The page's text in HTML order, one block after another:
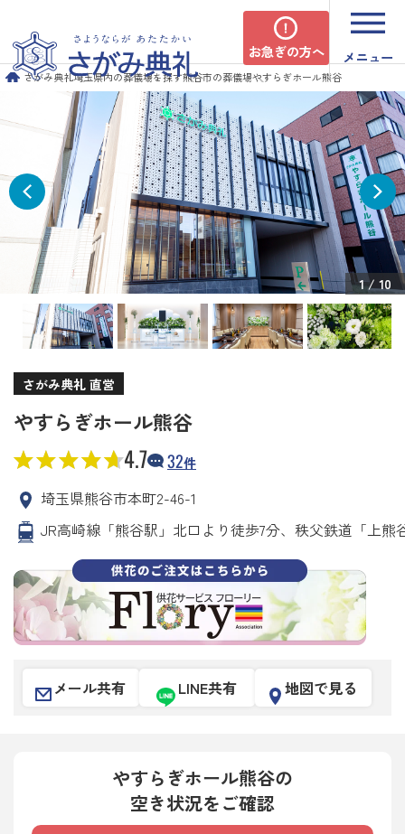
お急ぎの方へ メニュー
さがみ典礼埼玉県内の葬儀場を探す熊谷市の葬儀場やすらぎホール熊谷
さがみ典礼 直営
やすらぎホール熊谷
4.7 32件
埼玉県熊谷市本町2-46-1
JR高崎線「熊谷駅」北口より徒歩7分、秩父鉄道「上熊
メール共有 LINE共有 地図で見る
1/10
やすらぎホール熊谷の
空き状況をご確認